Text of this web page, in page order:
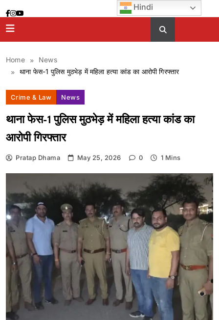
to
content
Home
News
थाना फेस-1 पुलिस मुठभेड़ में महिला हत्या कांड का आरोपी गिरफ्तार
Crime & Law News
थाना फेस-1 पुलिस मुठभेड़ में महिला हत्या कांड का
आरोपी गिरफ्तार
Pratap Dhama May 25, 2026 0 1 Mins
Hindi